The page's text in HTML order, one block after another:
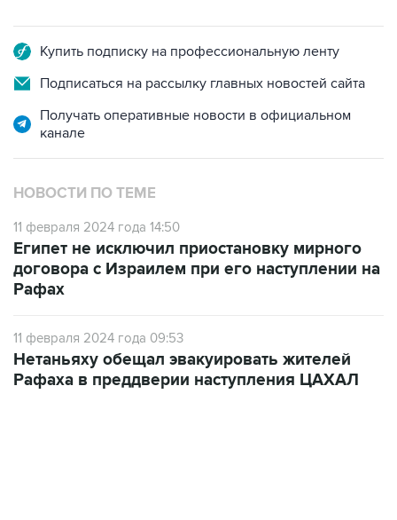
Купить подписку на профессиональную ленту
Подписаться на рассылку главных новостей сайта
Получать оперативные новости в официальном
канале
НОВОСТИ ПО ТЕМЕ
11 февраля 2024 года 14:50
Египет не исключил приостановку мирного
договора с Израилем при его наступлении на
Рафах
11 февраля 2024 года 09:53
Нетаньяху обещал эвакуировать жителей
Рафаха в преддверии наступления ЦАХАЛ